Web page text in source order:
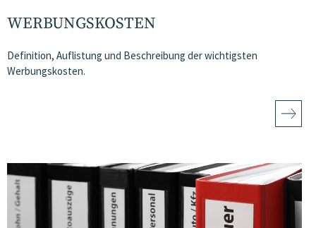
WERBUNGSKOSTEN
Definition, Auflistung und Beschreibung der wichtigsten
Werbungskosten.